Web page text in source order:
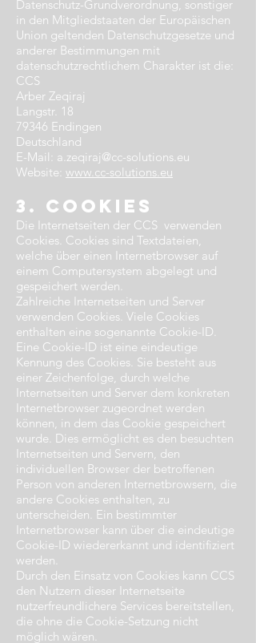
Datenschutz-Grundverordnung, sonstiger
in den Mitgliedstaaten der Europäischen
Union geltenden Datenschutzgesetze und
anderer Bestimmungen mit
datenschutzrechtlichem Charakter ist die:
CCS
Arber Zeqiraj
Langstr. 18
79346 Endingen
Deutschland
E-Mail: a.zeqiraj@cc-solutions.eu
Website: www.cc-solutions.eu
3. Cookies​
Die Internetseiten der CCS verwenden
Cookies. Cookies sind Textdateien,
welche über einen Internetbrowser auf
einem Computersystem abgelegt und
gespeichert werden.
Zahlreiche Internetseiten und Server
verwenden Cookies. Viele Cookies
enthalten eine sogenannte Cookie-ID.
Eine Cookie-ID ist eine eindeutige
Kennung des Cookies. Sie besteht aus
einer Zeichenfolge, durch welche
Internetseiten und Server dem konkreten
Internetbrowser zugeordnet werden
können, in dem das Cookie gespeichert
wurde. Dies ermöglicht es den besuchten
Internetseiten und Servern, den
individuellen Browser der betroffenen
Person von anderen Internetbrowsern, die
andere Cookies enthalten, zu
unterscheiden. Ein bestimmter
Internetbrowser kann über die eindeutige
Cookie-ID wiedererkannt und identifiziert
werden.
Durch den Einsatz von Cookies kann CCS
den Nutzern dieser Internetseite
nutzerfreundlichere Services bereitstellen,
die ohne die Cookie-Setzung nicht
möglich wären.